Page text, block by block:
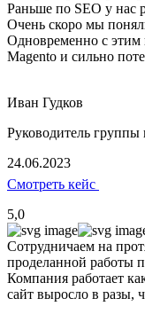
Раньше по SEO у нас
Очень скоро мы
Одновременно с этим
Magento и сильно
Иван Гудков
Руководитель
24.06.2023
Смотреть кейс
5,0
Сотрудничаем на
проделанной работы
Компания работает
сайт выросло в разы,